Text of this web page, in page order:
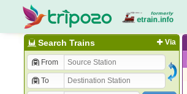
Via
Search Trains
From
To